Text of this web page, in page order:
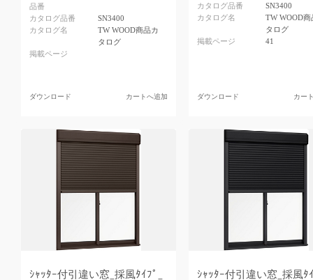
品番
カタログ品番
SN3400
カタログ名
TW WOOD商品カ
タログ
掲載ページ
ダウンロード カートへ追加
カタログ品番
SN3400
カタログ名
TW WOOD商
タログ
掲載ページ
41
ダウンロード カー
ｼｬｯﾀｰ付引違い窓_採風ﾀｲﾌﾟ_
ｼｬｯﾀｰ付引違い窓_採風ﾀ